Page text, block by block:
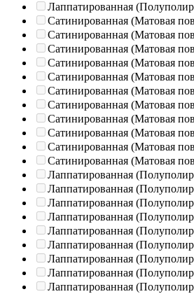
Лаппатированная
Сатинированная (Матовая
Сатинированная (Матовая
Сатинированная (Матовая
Сатинированная (Матовая
Сатинированная (Матовая
Сатинированная (Матовая
Сатинированная (Матовая
Сатинированная (Матовая
Сатинированная (Матовая
Сатинированная (Матовая
Сатинированная (Матовая
Лаппатированная
Лаппатированная
Лаппатированная
Лаппатированная
Лаппатированная
Лаппатированная
Лаппатированная
Лаппатированная
Лаппатированная